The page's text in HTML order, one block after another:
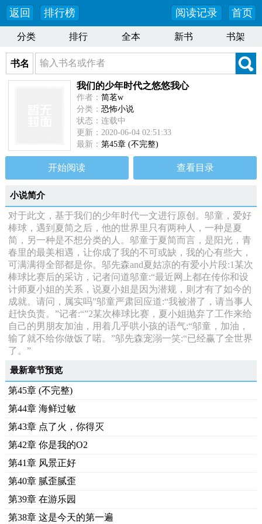
返回 排行榜 首页
阅读记录
分类 排行 全本 新书 书架
书名
我们的少年时代之悠悠我心
作者： 简茗w
分类： 恐怖小说
状态：连载中
更新：2020-06-04 02:51:33
最新： 第45章 (不完整)
开始阅读 查看目录
小说简介
对于此文，基于我们的少年时代一文进行原创。邬童，爱好
棒球，遇到夏简之后，他的世界里只有两种人，一种是夏
简，另一种是不想分类的人。邬童于夏简而言，是阳光，青
春里的最美相遇，让你成了我的不可或缺，我的心有些大，
可满满得全部都是你。邬先森and夏姑凉的有爱小片段:1某次
棒球比赛后的采访，记者问道邬童:“最近网上都在传你和设
计师夏小姐的关系，说夏小姐是因为潜规，则才有了如今的
成就。请问，属实吗”邬童严肃回应道:“我被潜了，请当事人
赶快负责。”记者:“”2某次棒球比赛，夏小姐抛弃了工作来给
自己的男朋友加油，用着几乎哄小孩的语气:“邬童，加油，
输了就不给你做饭了喏。”邬先森宠溺一笑:“已经赢了全世界
了。”
最新章节预览
第45章 (不完整)
第44章 海鲜过敏
第43章 点了火，你得灭
第42章 你是我的O2
第41章 风景正好
第40章 腻歪腻歪
第39章 在游乐园
第38章 这是今天的第一遍